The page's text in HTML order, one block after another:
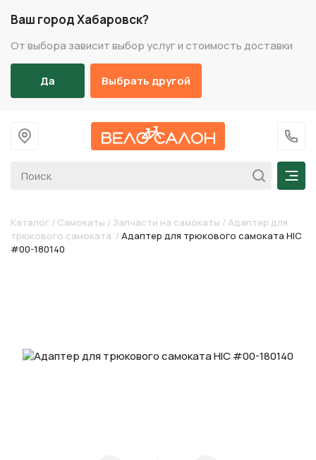
Ваш город Хабаровск?
От выбора зависит выбор услуг и стоимость доставки
Да Выбрать другой
На главную
+7
Каталог / Самокаты / Запчасти на самокаты / Адаптер для
трюкового самоката / Адаптер для трюкового самоката HIC
#00-180140